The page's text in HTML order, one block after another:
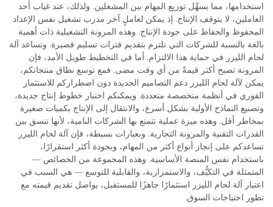
استخدامها، مما يسهِّل توزيع المهام بين المشغلين. ولذلك، عند غياب أحد
العاملين، لا يتوقف الإنتاج. إذ يمكن لعاملٍ آخر مدرب تشغيل نفس الإعداد
المحفوظ والحفاظ على جودة الإنتاج. وهذه المرونة التشغيلية ذات أهمية
بالغة بالنسبة للشركات التي تلتزم بتقديم فترات تسليم قصيرة. وتساعد آلة
لحام الليزر في حماية هذا الالتزام. أما في التخطيط طويل الأمد، فإن
المرونة تصبح أكثر قيمةً من أي وقت مضى. فمع توسع نطاق منتجاتكم،
يمكن لآلة لحام الليزر دعم التصاميم الجديدة دون اضطراركم للاستثمار
الفوري في أنظمة متخصصة متعددة. ويمكنكم اختبار خطوط إنتاج جديدة،
وتصنيع النماذج الأولية بشكل أسرع، والانتقال إلى الإنتاج بكميات صغيرة
بمخاطر أقل. وهذه ميزة عملية تتمتع بها الشركات النامية، لأنها تنسق بين
القدرات التقنية والمرونة التجارية. وبعبارات بسيطة، فإن آلة لحام الليزر
تساعدكم على إنجاز أنواع أكثر من المهام، وبجودة أكثر استقرارًا،
باستخدام نفس المنصة الأساسية. وهذه المجموعة من الخصائص —
المتمثلة في التكيُّف، والاستمرارية، والقابلية للتوسع — هي السبب في
اعتبار آلة لحام الليزر استثمارًا جاهزًا للمستقبل، يواصل تقديم قيمته مع
تطور احتياجات السوق.